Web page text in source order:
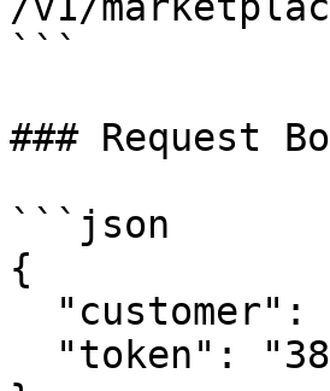
```
### Request
```json
{